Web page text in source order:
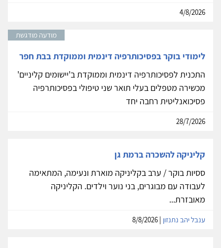
4/8/2026
מודעה מודגשת
לימודי בוקר בפסיכותרפיה דינמית וממוקדת בבת חפר
התכנית לפסיכותרפיה דינמית וממוקדת ב'יישומים קליניים'
מכשירה מטפלים בעלי תואר שני טיפולי בפסיכותרפיה
פסיכואנליטית רחבה יחד
28/7/2026
קליניקה להשכרה ברמת גן
ססיות בוקר / ערב בקליניקה מוארת ונעימה, המתאימה
לעבודה עם מבוגרים, בני נוער וילדים. הקליניקה
מאובזרת...
ענבל יהב נתנזון